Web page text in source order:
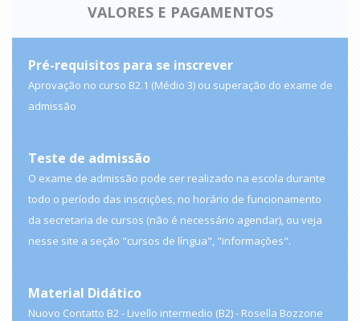
VALORES E PAGAMENTOS
Pré-requisitos para se inscrever
Aprovação no curso B2.1 (Médio 3) ou superação do exame de
admissão
Teste de admissão
O exame de admissão pode ser realizado na escola durante
todo o período das inscrições, no horário de funcionamento
da secretaria de cursos (não é necessário agendar), ou veja
nesse site a seção "cursos de língua", "informações".
Material Didático
Nuovo Contatto B2 - Livello intermedio (B2) - Rosella Bozzone